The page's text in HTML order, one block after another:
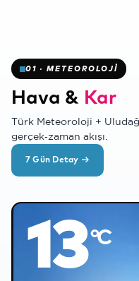
✻
✻
01 · METEOROLOJİ
Hava & Kar
Türk Meteoroloji +
gerçek‑zaman akışı.
7 Gün Detay →
13°C